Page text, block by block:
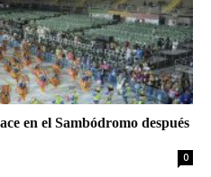
en el Sambódromo después
0